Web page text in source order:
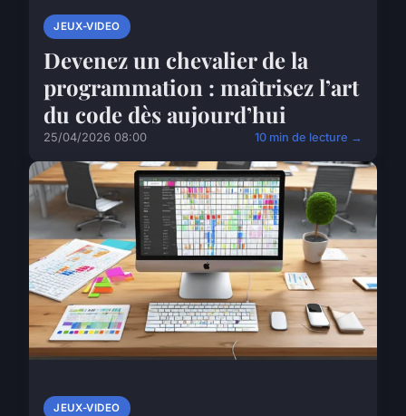
JEUX-VIDEO
Devenez un chevalier de la
programmation : maîtrisez l’art
du code dès aujourd’hui
25/04/2026 08:00 10 min de lecture →
JEUX-VIDEO